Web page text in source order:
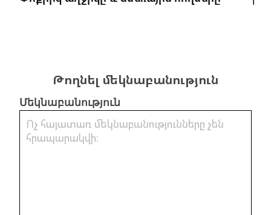
Թողնել մեկնաբանություն
Մեկնաբանություն